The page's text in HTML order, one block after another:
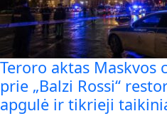
Teroro aktas Maskvos
prie „Balzi Rossi“
apgulė ir tikrieji